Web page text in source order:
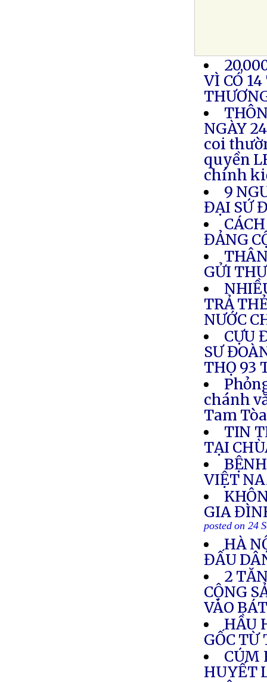
VÌ CÓ
NGÀY
coi
quyền
chính
9
ĐẠI SỨ
ĐẢNG
GỬI
TRẢ
NƯỚC
CỰU
SƯ
THỌ 93
chánh
Tam Tòa
TIN
TẠI
VIỆT
GIA
posted on 24
HÀ
ĐẤU
2
CỘNG
VÀO
HẦU
GỐC TỪ
CÚM
HUYẾT